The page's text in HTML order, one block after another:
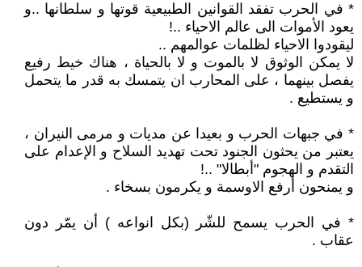
* في الحرب تفقد القوانين الطبيعية قوتها و سلطانها ..و
يعود الأموات الى عالم الاحياء ..!
ليقودوا الاحياء لظلمات عوالمهم ..
لا يمكن الوثوق لا بالموت و لا بالحياة ، هناك خيط رفيع
يفصل بينهما ، على المحارب ان يتمسك به قدر ما يتحمل
و يستطيع .
* في جبهات الحرب و بعيدا عن مديات و مرمى النيران ،
يعتبر من يحثون الجنود تحت تهديد السلاح و الإعدام على
التقدم و الهجوم "أبطالا" ..!
و يمنحون أرفع الاوسمة و يكرمون بسخاء .
* في الحرب يسمح للشّر (بكل انواعه ) أن يمّر دون
عقاب .